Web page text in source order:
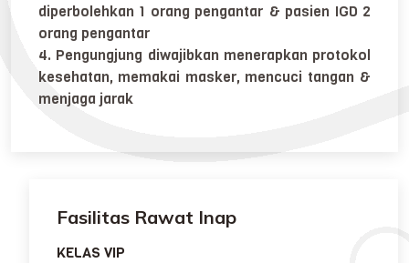
diperbolehkan 1 orang pengantar & pasien IGD 2
orang pengantar
4. Pengungjung diwajibkan menerapkan protokol
kesehatan, memakai masker, mencuci tangan &
menjaga jarak
Fasilitas Rawat Inap
KELAS VIP